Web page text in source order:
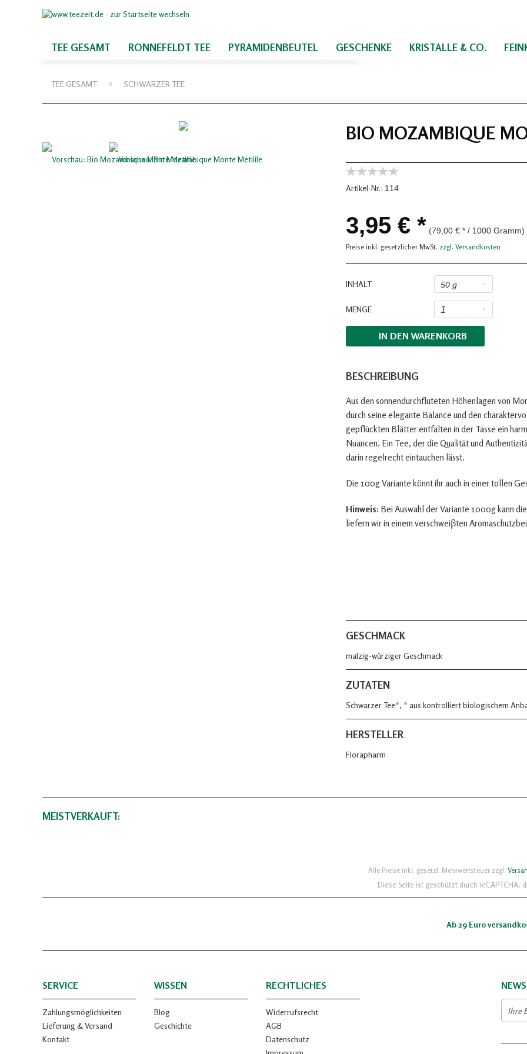
TEE GESAMT RONNEFELDT TEE PYRAMIDENBEUTEL GESCHENKE KRISTALLE & CO.
TEE GESAMT SCHWARZER TEE
BIO MOZAMBIQUE
Artikel-Nr.: 114
3,95 € * (79,00 € * / 1000 Gramm)
Preise inkl. gesetzlicher MwSt. zzgl. Versandkosten
INHALT
MENGE
IN DEN WARENKORB
BESCHREIBUNG
Aus den sonnendurchfluteten Höhenlagen von
durch seine elegante Balance und den
gepflückten Blätter entfalten in der Tasse ein
Nuancen. Ein Tee, der die Qualität und
darin regelrecht eintauchen lässt.
Die 100g Variante könnt ihr auch in einer tollen
Hinweis: Bei Auswahl der Variante 1000g kann
liefern wir in einem verschweiβten
GESCHMACK
malzig-würziger Geschmack
ZUTATEN
Schwarzer Tee*, * aus kontrolliert biologischem
HERSTELLER
Florapharm
MEISTVERKAUFT:
Alle Preise inkl. gesetzl. Mehrwertsteuer zzgl.
Diese Seite ist geschützt durch reCAPTCHA,
Ab 29 Euro
SERVICE
Zahlungsmöglichkeiten
Lieferung & Versand
Kontakt
WISSEN
Blog
Geschichte
RECHTLICHES
Widerrufsrecht
AGB
Datenschutz